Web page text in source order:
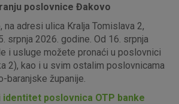
poslovnice Đakovo
adresi ulica Kralja Tomislava 2,
srpnja 2026. godine. Od 16. srpnja
i usluge možete pronaći u poslovnici
2), kao i u svim ostalim poslovnicama
baranjske županije.
identitet poslovnica OTP banke